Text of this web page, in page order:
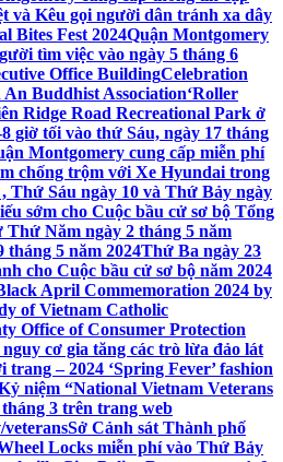
và Kêu gọi người dân tránh xa dây
Bites Fest 2024Quận Montgomery
tìm việc vào ngày 5 tháng 6
Office BuildingCelebration
Buddhist Association‘Roller
Ridge Road Recreational Park ở
giờ tối vào thứ Sáu, ngày 17 tháng
Montgomery cung cấp miễn phí
chống trộm với Xe Hyundai trong
Thứ Sáu ngày 10 và Thứ Bảy ngày
sớm cho Cuộc bầu cử sơ bộ Tổng
Thứ Năm ngày 2 tháng 5 năm
tháng 5 năm 2024Thứ Ba ngày 23
cho Cuộc bầu cử sơ bộ năm 2024
April Commemoration 2024 by
of Vietnam Catholic
Office of Consumer Protection
cơ gia tăng các trò lừa đảo lát
– 2024 ‘Spring Fever’ fashion
niệm “National Vietnam Veterans
3 trên trang web
Sở Cảnh sát Thành phố
Locks miễn phí vào Thứ Bảy